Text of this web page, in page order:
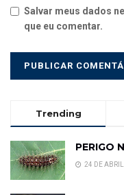
Salvar meus dados
que eu comentar.
Trending
PERIGO
24 DE